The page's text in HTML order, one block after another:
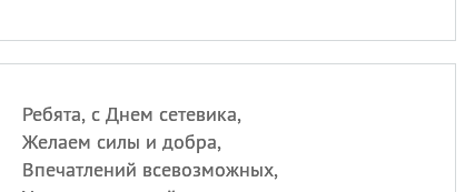
Ребята, с Днем сетевика,
Желаем силы и добра,
Впечатлений всевозможных,